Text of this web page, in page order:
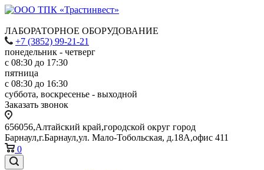
ЛАБОРАТОРНОЕ ОБОРУДОВАНИЕ
+7 (3852) 99-21-21
понедельник - четверг
с 08:30 до 17:30
пятница
с 08:30 до 16:30
суббота, воскресенье - выходной
Заказать звонок
656056,Алтайский край,городской округ город
Барнаул,г.Барнаул,ул. Мало-Тобольская, д.18А,офис 411
0